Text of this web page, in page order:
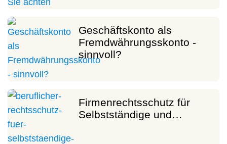
Geschäftskonto als
Fremdwährungsskonto -
sinnvoll?
Firmenrechtsschutz für
Selbstständige und…